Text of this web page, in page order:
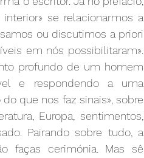
se relacionarmos a
ou discutimos a priori
em nós possibilitaram».
profundo de um homem
e respondendo a uma
que nos faz sinais», sobre
Europa, sentimentos,
Pairando sobre tudo, a
faças cerimónia. Mas sê